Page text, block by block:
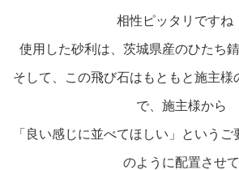
相性ピッタリですね
使用した砂利は、茨城県産のひたち
そして、この飛び石はもともと施主様
で、施主様から
「良い感じに並べてほしい」というご
のように配置させて